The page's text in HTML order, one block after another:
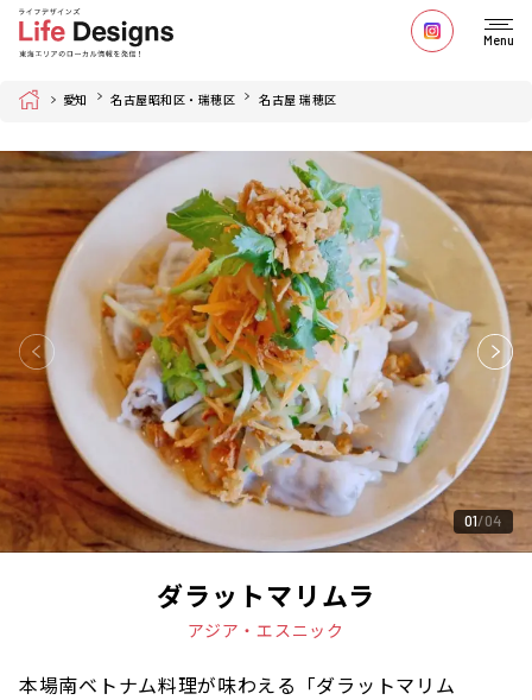
Menu
Home 愛知 名古屋昭和区・瑞穂区 名古屋 瑞穂区
01 04
ダラットマリムラ
アジア・エスニック
本場南ベトナム料理が味わえる「ダラットマリム